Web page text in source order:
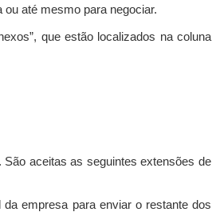
até mesmo para negociar.
que estão localizados na coluna
aceitas as seguintes extensões de
empresa para enviar o restante dos